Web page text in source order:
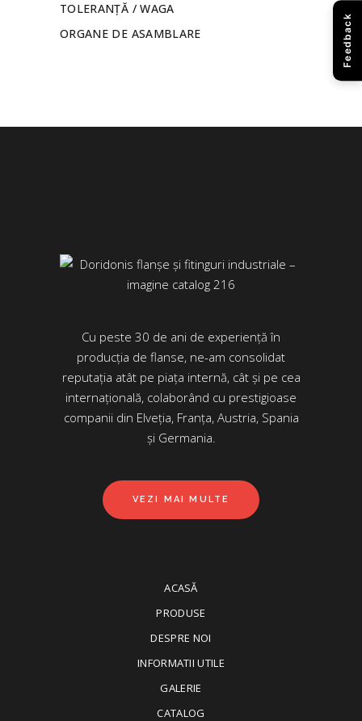
TOLERANȚĂ / WAGA
ORGANE DE ASAMBLARE
Cu peste 30 de ani de experiență în
producția de flanse, ne-am consolidat
reputația atât pe piața internă, cât și pe cea
internațională, colaborând cu prestigioase
companii din Elveția, Franța, Austria, Spania
și Germania.
VEZI MAI MULTE
ACASĂ
PRODUSE
DESPRE NOI
INFORMATII UTILE
GALERIE
CATALOG
Feedback